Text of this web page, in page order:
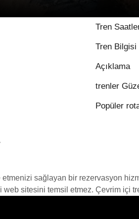
Tren
Tren Bilgisi
Açıklama
trenler
Popüler
sağlayan bir rezervasyon
sitesini temsil etmez. Çevrim içi